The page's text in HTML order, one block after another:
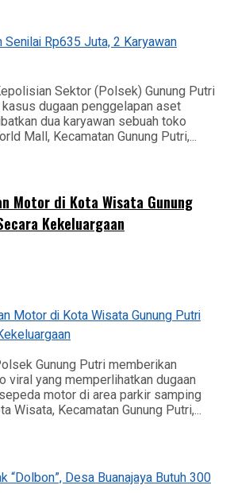
Sektor (Polsek) Gunung Putri
dugaan penggelapan aset
dua karyawan sebuah toko
Mall, Kecamatan Gunung Putri,...
Motor di Kota Wisata Gunung
Kekeluargaan
Gunung Putri memberikan
viral yang memperlihatkan dugaan
motor di area parkir samping
Wisata, Kecamatan Gunung Putri,...